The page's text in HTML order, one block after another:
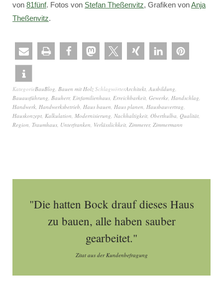
von 81fünf. Fotos von Stefan Theßenvitz, Grafiken vonAnja
Theßenvitz.
KategorieBauBlog, Bauen mit Holz SchlagwörterArchitekt, Ausbildung,
Bauausführung, Bauherr, Einfamilienhaus, Erreichbarkeit, Gewerke, Handschlag,
Handwerk, Handwerksbetrieb, Haus bauen, Haus planen, Hausbauvertrag,
Hauskonzept, Kalkulation, Modernisierung, Nachhaltigkeit, Oberthulba, Qualität,
Region, Traumhaus, Unterfranken, Verlässlichkeit, Zimmerer, Zimmermann
"Die hatten Bock drauf dieses Haus
zu bauen, alle haben sauber
gearbeitet."
Zitat aus der Kundenbefragung